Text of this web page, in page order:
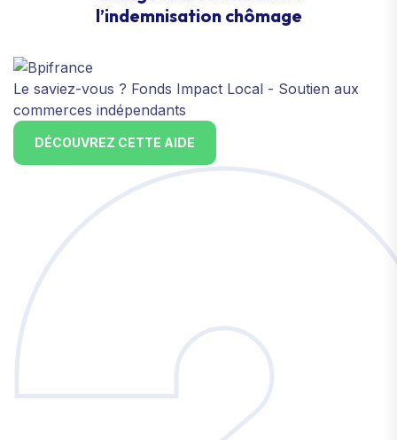
l’indemnisation chômage
Le saviez-vous ? Fonds Impact Local - Soutien aux
commerces indépendants
DÉCOUVREZ CETTE AIDE